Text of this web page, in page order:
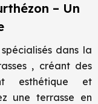
– Un
dans la
, créant des
esthétique et
une terrasse en